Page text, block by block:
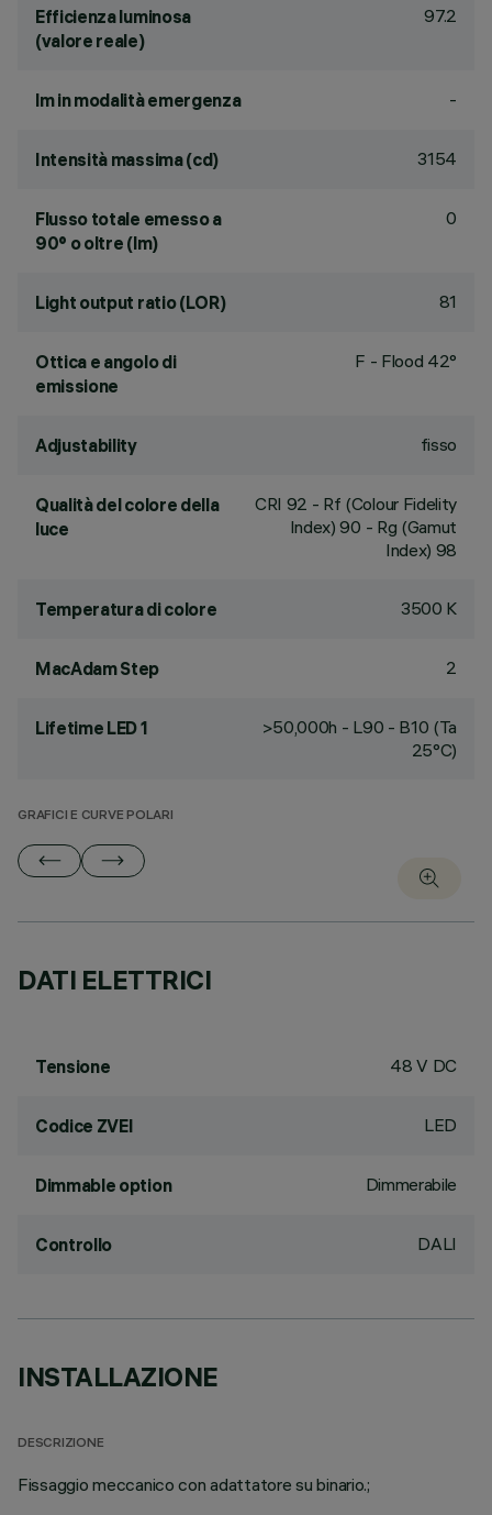
Efficienza luminosa
(valore reale)
97.2
lm in modalità emergenza -
Intensità massima (cd) 3154
Flusso totale emesso a
90° o oltre (lm)
0
Light output ratio (LOR) 81
Ottica e angolo di
emissione
F - Flood 42°
Adjustability fisso
Qualità del colore della
luce
CRI 92 - Rf (Colour Fidelity
Index) 90 - Rg (Gamut
Index) 98
Temperatura di colore 3500 K
MacAdam Step 2
Lifetime LED 1
>50,000h - L90 - B10 (Ta
25°C)
GRAFICI E CURVE POLARI
DATI ELETTRICI
Tensione 48 V DC
Codice ZVEI LED
Dimmable option Dimmerabile
Controllo DALI
INSTALLAZIONE
DESCRIZIONE
Fissaggio meccanico con adattatore su binario.;